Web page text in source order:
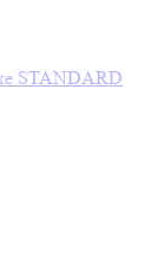
STANDARD